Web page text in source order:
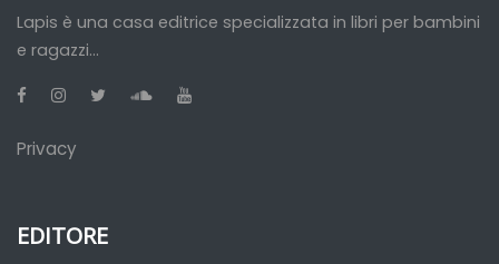
Lapis è una casa editrice specializzata in libri per bambini
e ragazzi...
Privacy
EDITORE